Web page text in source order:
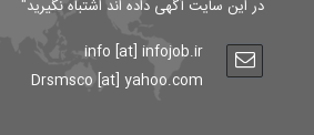
در این سایت آگهی داده اند اشتباه نگیرید"
info [at] infojob.ir
Drsmsco [at] yahoo.com